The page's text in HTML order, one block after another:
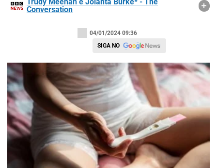
Conversation
04/01/2024 09:36
SIGA NO